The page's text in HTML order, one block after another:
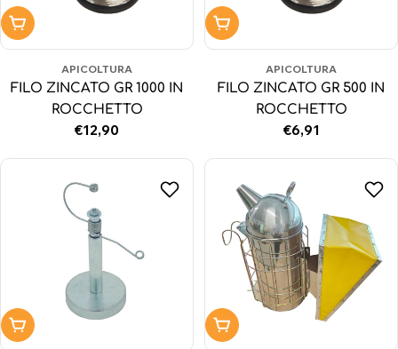
Aggiungi al carrello
APICOLTURA
FILO ZINCATO GR 1000 IN
ROCCHETTO
Prezzo
€12,90
Aggiungi al carrello
APICOLTURA
FILO ZINCATO GR 500 IN
ROCCHETTO
Prezzo
€6,91
Aggiungi al carrello Aggiungi al carrello